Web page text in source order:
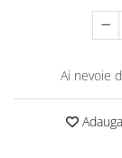
Papusi si
Animale de
Jucarii cu
Figurine cu
Figurine plus
Ai nevoie